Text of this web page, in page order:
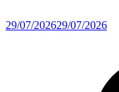
29/07/202629/07/2026